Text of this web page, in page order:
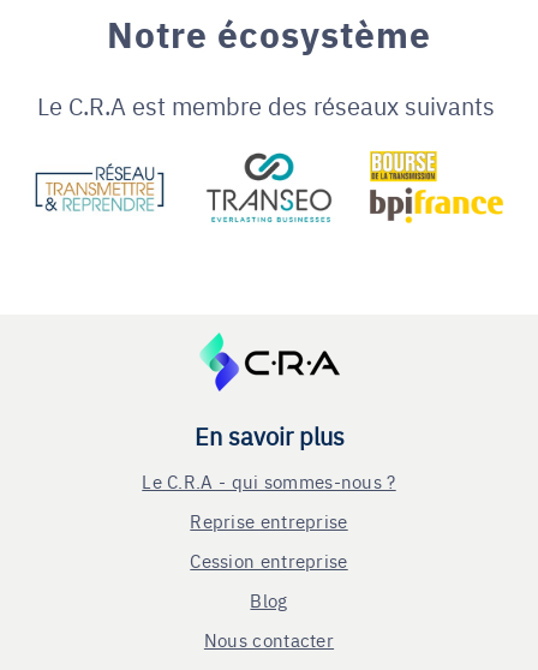
Notre écosystème
Le C.R.A est membre des réseaux suivants
En savoir plus
Le C.R.A - qui sommes-nous ?
Reprise entreprise
Cession entreprise
Blog
Nous contacter